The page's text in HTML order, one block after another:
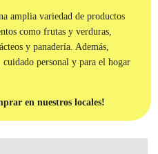
amplia variedad de productos
como frutas y verduras,
y panadería. Además,
personal y para el hogar
en nuestros locales!